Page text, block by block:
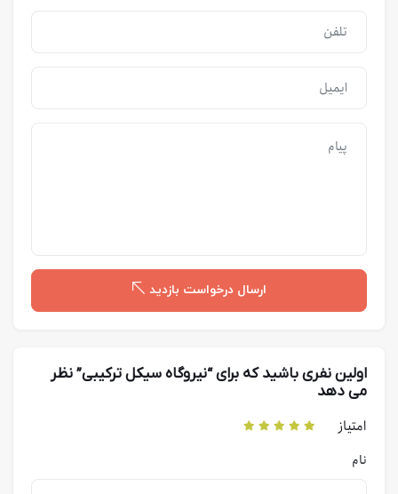
ارسال درخواست بازدید
اولین نفری باشید که برای “نیروگاه سیکل ترکیبی” نظر
می دهد
امتیاز
نام